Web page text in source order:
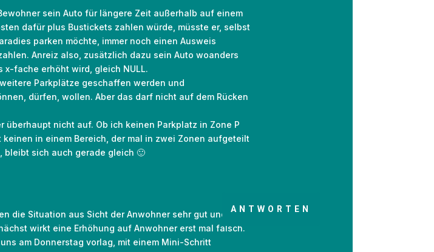
sein Auto für längere Zeit außerhalb auf einem
dafür plus Bustickets zahlen würde, müsste er, selbst
parken möchte, immer noch einen Ausweis
Anreiz also, zusätzlich dazu sein Auto woanders
x-fache erhöht wird, gleich NULL.
Parkplätze geschaffen werden und
dürfen, wollen. Aber das darf nicht auf dem Rücken
nicht auf. Ob ich keinen Parkplatz in Zone P
in einem Bereich, der mal in zwei Zonen aufgeteilt
sich auch gerade gleich 🙂
die Situation aus Sicht der Anwohner sehr gut und
wirkt eine Erhöhung auf Anwohner erst mal falsch.
am Donnerstag vorlag, mit einem Mini-Schritt
ANTWORTEN